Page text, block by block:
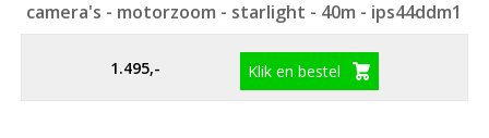
camera's - motorzoom - starlight - 40m - ips44ddm1
1.495,- Klik en bestel